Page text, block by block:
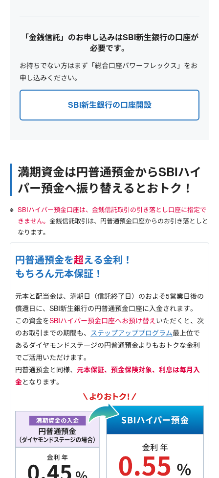
「金銭信託」のお申し込みはSBI新生銀行の口座が
必要です。
お持ちでない方はまず「総合口座パワーフレックス」をお
申し込みください。
SBI新生銀行の口座開設
満期資金は円普通預金からSBIハイ
パー預金へ振り替えるとおトク！
SBIハイパー預金口座は、金銭信託取引の引き落とし口座に指定で
きません。 金銭信託取引は、円普通預金口座からのお引き落としと
なります。
円普通預金を超える金利！
もちろん元本保証！
元本と配当金は、満期日（信託終了日）のおよそ5営業日後の
償還日に、SBI新生銀行の円普通預金口座に入金されます。
この資金をSBIハイパー預金口座へお預け替え いただくと、次
のお取引までの期間も、 ステップアッププログラム最上位で
あるダイヤモンドステージの円普通預金よりもおトクな金利
でご活用いただけます。
円普通預金と同様、 元本保証、預金保険対象、利息は毎月入
金となります。